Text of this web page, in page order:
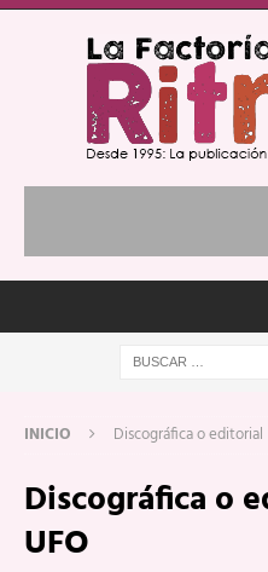
INICIO Discográfica o editorial
Discográfica o
UFO